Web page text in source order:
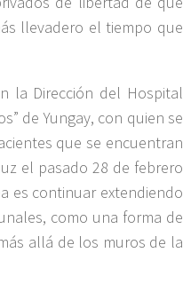
llevadero el tiempo que
la Dirección del Hospital
de Yungay, con quien se
que se encuentran
el pasado 28 de febrero
es continuar extendiendo
como una forma de
allá de los muros de la